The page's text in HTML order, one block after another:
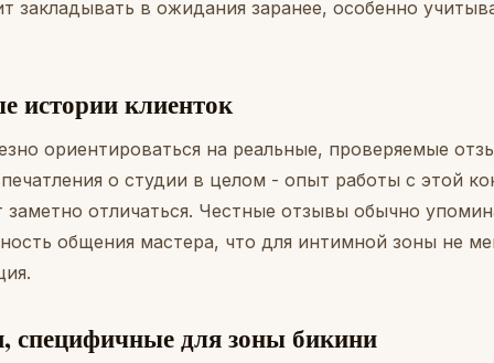
закладывать в ожидания заранее, особенно
истории клиенток
ориентироваться на реальные, проверяемые
о студии в целом - опыт работы с этой
отличаться. Честные отзывы обычно
общения мастера, что для интимной зоны не
специфичные для зоны бикини